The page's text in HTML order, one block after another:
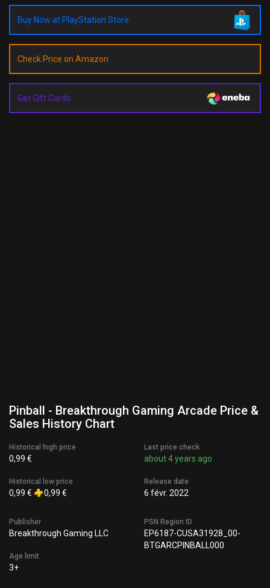
Buy Now at PlayStation Store
Check Price on Amazon
Get Gift Cards
Pinball - Breakthrough Gaming Arcade Price &
Sales History Chart
Historical high price
0,99 €
Historical low price
0,99 € 0,99 €
Last price check
about 4 years ago
Release date
6 févr. 2022
Publisher
Breakthrough Gaming LLC
Age limit
3+
PSN Region ID
EP6187-CUSA31928_00-
BTGARCPINBALL000